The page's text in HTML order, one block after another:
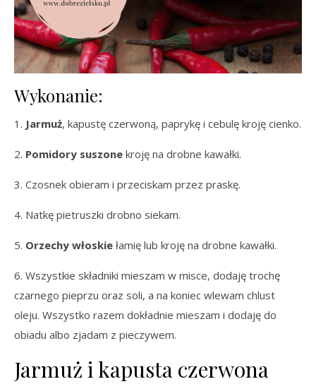
Wykonanie:
1. Jarmuż, kapustę czerwoną, paprykę i cebulę kroję cienko.
2. Pomidory suszone kroję na drobne kawałki.
3. Czosnek obieram i przeciskam przez praskę.
4. Natkę pietruszki drobno siekam.
5. Orzechy włoskie łamię lub kroję na drobne kawałki.
6. Wszystkie składniki mieszam w misce, dodaję trochę
czarnego pieprzu oraz soli, a na koniec wlewam chlust
oleju. Wszystko razem dokładnie mieszam i dodaję do
obiadu albo zjadam z pieczywem.
Jarmuż i kapusta czerwona